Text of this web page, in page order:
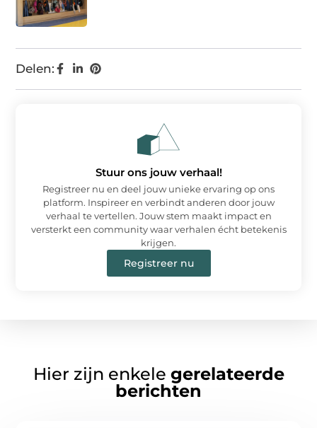
Delen:
Stuur ons jouw verhaal!
Registreer nu en deel jouw unieke ervaring op ons
platform. Inspireer en verbindt anderen door jouw
verhaal te vertellen. Jouw stem maakt impact en
versterkt een community waar verhalen écht betekenis
krijgen.
Registreer nu
Hier zijn enkele gerelateerde
berichten